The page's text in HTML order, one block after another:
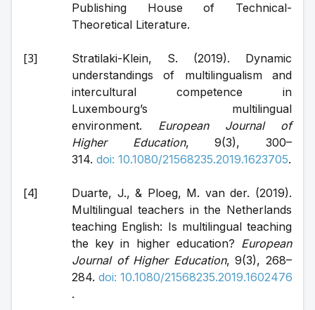
Publishing House of Technical-
Theoretical Literature.
Stratilaki-Klein, S. (2019). Dynamic
understandings of multilingualism and
intercultural competence in
Luxembourg’s multilingual
environment. European Journal of
Higher Education, 9(3), 300–
314. doi: 10.1080/21568235.2019.1623705.
Duarte, J., & Ploeg, M. van der. (2019).
Multilingual teachers in the Netherlands
teaching English: Is multilingual teaching
the key in higher education? European
Journal of Higher Education, 9(3), 268–
284. doi: 10.1080/21568235.2019.1602476
.